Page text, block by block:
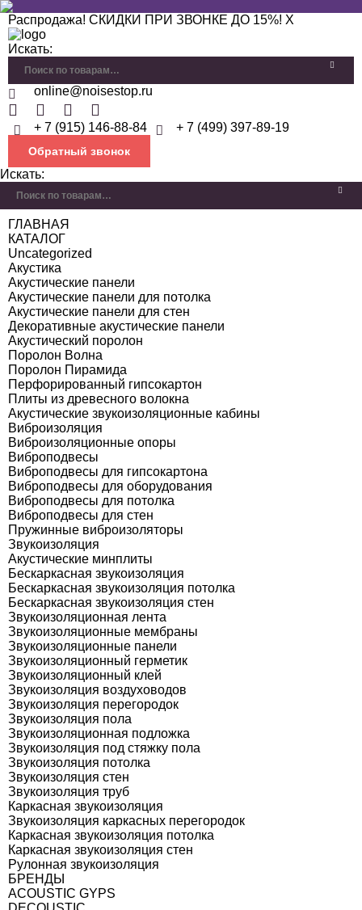
Распродажа! СКИДКИ ПРИ ЗВОНКЕ ДО 15%! X
Искать:
online@noisestop.ru
+ 7 (915) 146-88-84 + 7 (499) 397-89-19
Обратный звонок
Искать:
ГЛАВНАЯ
КАТАЛОГ
Uncategorized
Акустика
Акустические панели
Акустические панели для потолка
Акустические панели для стен
Декоративные акустические панели
Акустический поролон
Поролон Волна
Поролон Пирамида
Перфорированный гипсокартон
Плиты из древесного волокна
Акустические звукоизоляционные кабины
Виброизоляция
Виброизоляционные опоры
Виброподвесы
Виброподвесы для гипсокартона
Виброподвесы для оборудования
Виброподвесы для потолка
Виброподвесы для стен
Пружинные виброизоляторы
Звукоизоляция
Акустические минплиты
Бескаркасная звукоизоляция
Бескаркасная звукоизоляция потолка
Бескаркасная звукоизоляция стен
Звукоизоляционная лента
Звукоизоляционные мембраны
Звукоизоляционные панели
Звукоизоляционный герметик
Звукоизоляционный клей
Звукоизоляция воздуховодов
Звукоизоляция перегородок
Звукоизоляция пола
Звукоизоляционная подложка
Звукоизоляция под стяжку пола
Звукоизоляция потолка
Звукоизоляция стен
Звукоизоляция труб
Каркасная звукоизоляция
Звукоизоляция каркасных перегородок
Каркасная звукоизоляция потолка
Каркасная звукоизоляция стен
Рулонная звукоизоляция
БРЕНДЫ
ACOUSTIC GYPS